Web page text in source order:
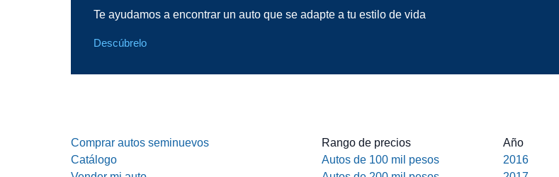
Te ayudamos a encontrar un auto que se adapte a tu estilo de vida
Descúbrelo
Comprar autos seminuevos
Catálogo
Rango de precios
Autos de 100 mil pesos
Año
2016